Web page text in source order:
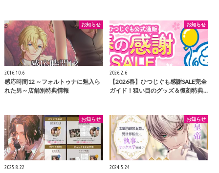
お知らせ
2016.10.6
感応時間12 ～フォルトゥナに魅入ら
れた男～店舗別特典情報
お知らせ
2026.2.6
【2026春】ひつじぐも感謝SALE完全
ガイド！狙い目のグッズ＆復刻特典…
お知らせ
2025.8.22
お知らせ
2024.5.24